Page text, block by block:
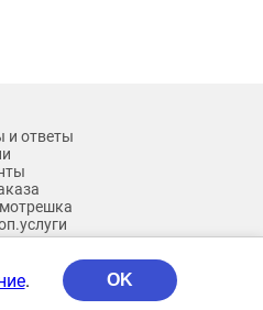
и ответы
. OK